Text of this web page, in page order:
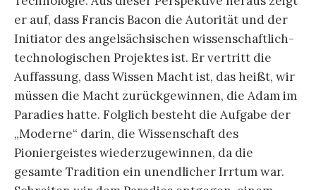
er auf, dass Francis Bacon die Autorität und der
Initiator des angelsächsischen wissenschaftlich-
technologischen Projektes ist. Er vertritt die
Auffassung, dass Wissen Macht ist, das heißt, wir
müssen die Macht zurückgewinnen, die Adam im
Paradies hatte. Folglich besteht die Aufgabe der
„Moderne“ darin, die Wissenschaft des
Pioniergeistes wiederzugewinnen, da die
gesamte Tradition ein unendlicher Irrtum war.